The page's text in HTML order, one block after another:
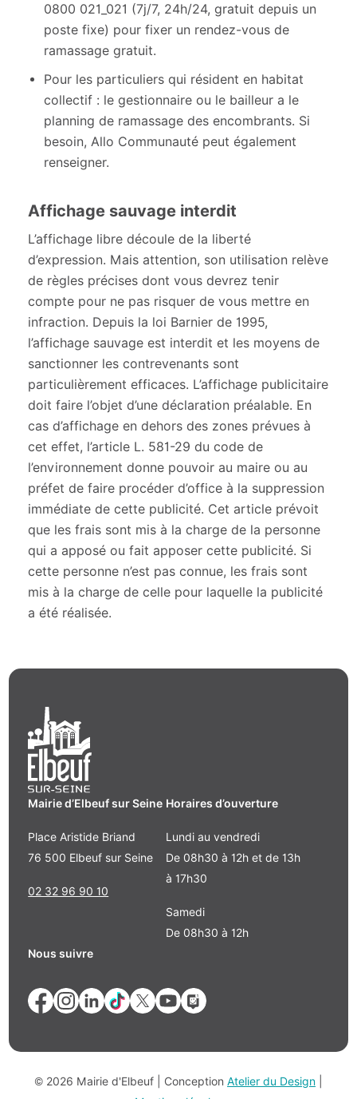
0800 021_021 (7j/7, 24h/24, gratuit depuis un
poste fixe) pour fixer un rendez-vous de
ramassage gratuit.
Pour les particuliers qui résident en habitat
collectif : le gestionnaire ou le bailleur a le
planning de ramassage des encombrants. Si
besoin, Allo Communauté peut également
renseigner.
Affichage sauvage interdit
L’affichage libre découle de la liberté
d’expression. Mais attention, son utilisation relève
de règles précises dont vous devrez tenir
compte pour ne pas risquer de vous mettre en
infraction. Depuis la loi Barnier de 1995,
l’affichage sauvage est interdit et les moyens de
sanctionner les contrevenants sont
particulièrement efficaces. L’affichage publicitaire
doit faire l’objet d’une déclaration préalable. En
cas d’affichage en dehors des zones prévues à
cet effet, l’article L. 581-29 du code de
l’environnement donne pouvoir au maire ou au
préfet de faire procéder d’office à la suppression
immédiate de cette publicité. Cet article prévoit
que les frais sont mis à la charge de la personne
qui a apposé ou fait apposer cette publicité. Si
cette personne n’est pas connue, les frais sont
mis à la charge de celle pour laquelle la publicité
a été réalisée.
Mairie d’Elbeuf sur Seine
Place Aristide Briand
76 500 Elbeuf sur Seine
02 32 96 90 10
Horaires d’ouverture
Lundi au vendredi
De 08h30 à 12h et de 13h
à 17h30
Samedi
De 08h30 à 12h
Nous suivre
© 2026 Mairie d'Elbeuf | Conception Atelier du Design